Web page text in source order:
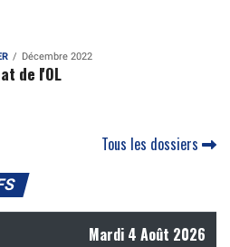
Décembre 2022
de l'OL
Tous les dossiers
Mardi 4 Août 2026